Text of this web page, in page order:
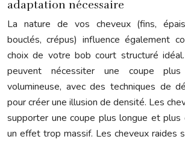
adaptation nécessaire
La nature de vos cheveux (fins,
bouclés, crépus) influence également
choix de votre bob court structuré
peuvent nécessiter une coupe
volumineuse, avec des techniques de
pour créer une illusion de densité. Les
supporter une coupe plus longue et
un effet trop massif. Les cheveux raides